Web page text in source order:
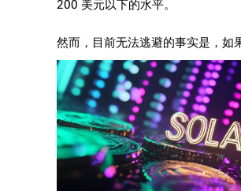
200 美元以下的水平。
然而，目前无法逃避的事实是，如